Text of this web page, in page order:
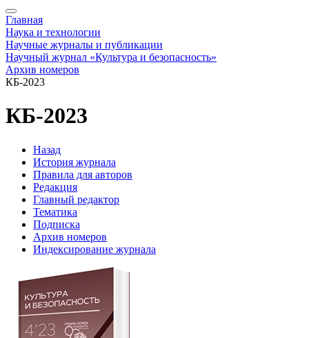
Главная
Наука и технологии
Научные журналы и публикации
Научный журнал «Культура и безопасность»
Архив номеров
КБ-2023
КБ-2023
Назад
История журнала
Правила для авторов
Редакция
Главный редактор
Тематика
Подписка
Архив номеров
Индексирование журнала